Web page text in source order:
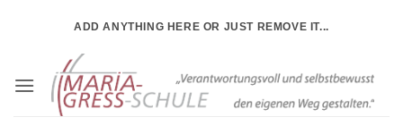
ADD ANYTHING HERE OR JUST REMOVE IT...